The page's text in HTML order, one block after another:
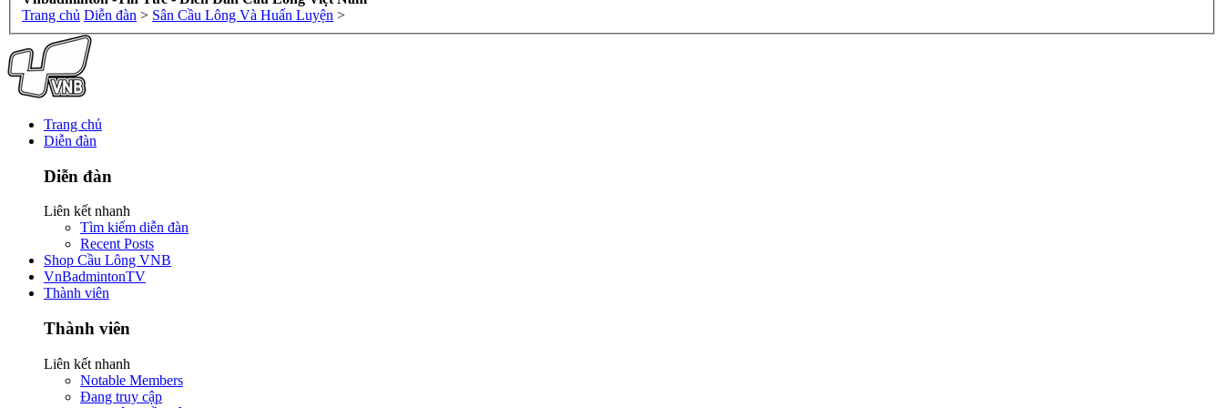
Trang chủ Diễn đàn > Sân Cầu Lông Và Huấn Luyện >
Trang chủ
Diễn đàn
Diễn đàn
Liên kết nhanh
Tìm kiếm diễn đàn
Recent Posts
Shop Cầu Lông VNB
VnBadmintonTV
Thành viên
Thành viên
Liên kết nhanh
Notable Members
Đang truy cập